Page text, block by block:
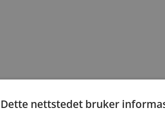
Dette nettstedet bruker